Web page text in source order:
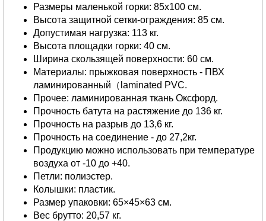
Размеры маленькой горки: 85х100 см.
Высота защитной сетки-ограждения: 85 см.
Допустимая нагрузка: 113 кг.
Высота площадки горки: 40 см.
Ширина скользящей поверхности: 60 см.
Материалы: прыжковая поверхность - ПВХ
ламинированный（laminated PVC.
Прочее: ламинированная ткань Оксфорд.
Прочность батута на растяжение до 136 кг.
Прочность на разрыв до 13,6 кг.
Прочность на соединение - до 27,2кг.
Продукцию можно использовать при температуре
воздуха от -10 до +40.
Петли: полиэстер.
Колышки: пластик.
Размер упаковки: 65×45×63 см.
Вес брутто: 20,57 кг.